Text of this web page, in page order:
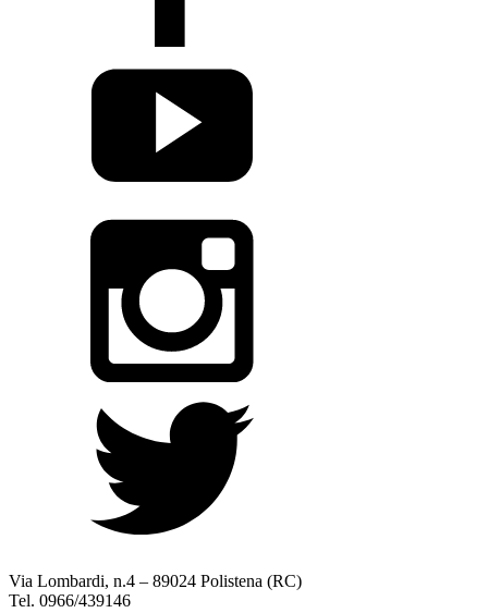
Via Lombardi, n.4 – 89024 Polistena (RC)
Tel. 0966/439146